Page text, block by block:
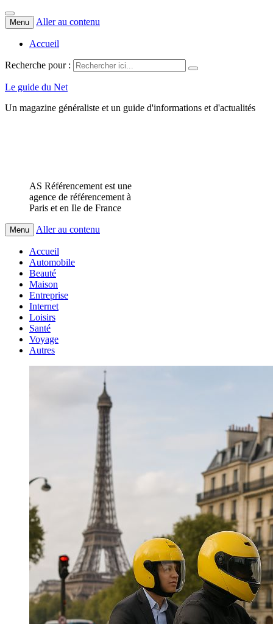
Menu Aller au contenu
Accueil
Recherche pour :
Le guide du Net
Un magazine généraliste et un guide d'informations et d'actualités
AS Référencement est une
agence de référencement à
Paris et en Ile de France
Menu Aller au contenu
Accueil
Automobile
Beauté
Maison
Entreprise
Internet
Loisirs
Santé
Voyage
Autres